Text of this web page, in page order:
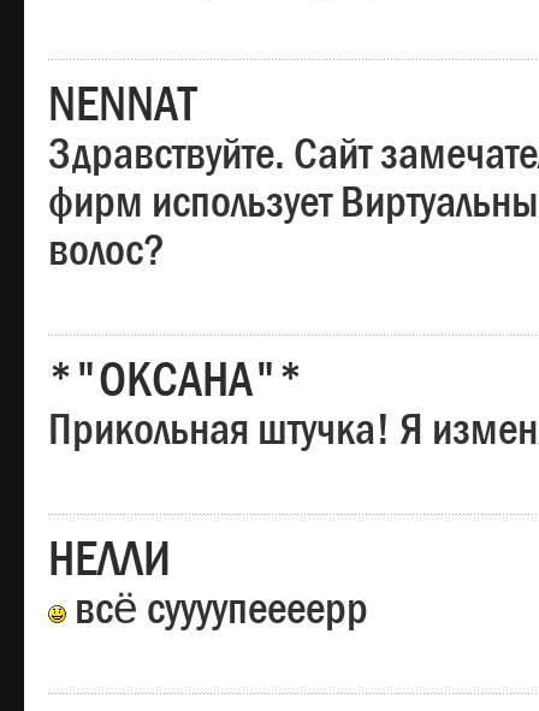
NENNAT
Здравствуйте. Сайт
фирм использует
волос?
*"ОКСАНА"*
Прикольная штучка! Я
НЕЛЛИ
всё суууупеееерр